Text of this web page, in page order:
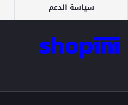
سياسة الدعم